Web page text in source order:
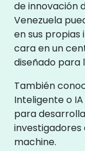
de innovación
Venezuela
en sus
cara en un
diseñado para
También
Inteligente o
para
investigadores
machine.